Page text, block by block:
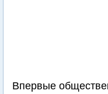
Впервые